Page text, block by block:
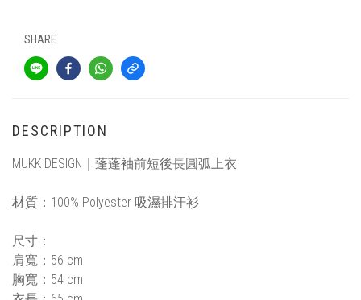
SHARE
DESCRIPTION
MUKK DESIGN｜ 蓬蓬袖前短後長圓弧上衣
材質： 100% Polyester 吸濕排汗衫
尺寸 ：
肩寬：56 cm
胸寬：54 cm